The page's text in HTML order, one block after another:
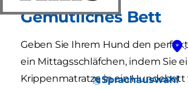
Sprachauswahl
Gemütliches Bett
Geben Sie Ihrem Hund den
ein Mittagsschläfchen, indem Sie
Krippenmatratze in ein Hundebett